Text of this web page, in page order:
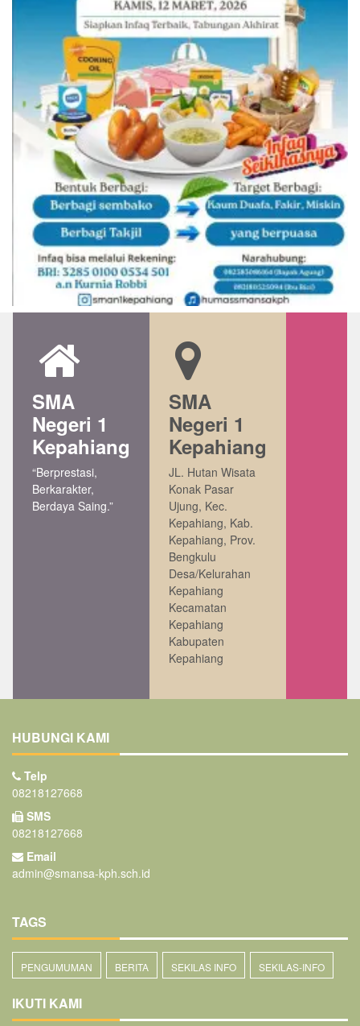
SMA
Negeri 1
Kepahiang
“Berprestasi,
Berkarakter,
Berdaya Saing.”
SMA
Negeri 1
Kepahiang
JL. Hutan Wisata
Konak Pasar
Ujung, Kec.
Kepahiang, Kab.
Kepahiang, Prov.
Bengkulu
Desa/Kelurahan
Kepahiang
Kecamatan
Kepahiang
Kabupaten
Kepahiang
HUBUNGI KAMI
Telp
08218127668
SMS
08218127668
Email
admin@smansa-kph.sch.id
TAGS
PENGUMUMAN BERITA SEKILAS INFO SEKILAS-INFO
IKUTI KAMI